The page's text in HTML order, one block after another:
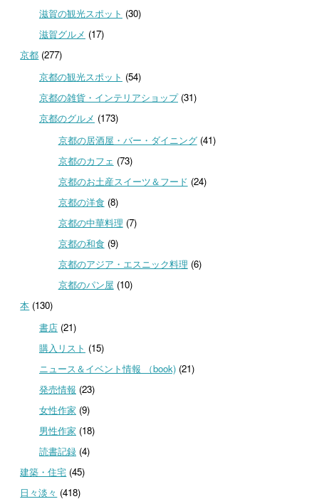
滋賀の観光スポット (30)
滋賀グルメ (17)
京都 (277)
京都の観光スポット (54)
京都の雑貨・インテリアショップ(31)
京都のグルメ (173)
京都の居酒屋・バー・ダイニング(41)
京都のカフェ (73)
京都のお土産スイーツ＆フード (24)
京都の洋食 (8)
京都の中華料理 (7)
京都の和食 (9)
京都のアジア・エスニック料理 (6)
京都のパン屋 (10)
本 (130)
書店(21)
購入リスト (15)
ニュース＆イベント情報 （book)(21)
発売情報 (23)
女性作家 (9)
男性作家 (18)
読書記録(4)
建築・住宅 (45)
日々淡々 (418)